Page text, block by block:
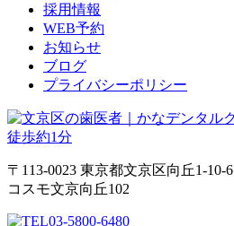
採用情報
WEB予約
お知らせ
ブログ
プライバシーポリシー
〒113-0023 東京都文京区向丘1-10-6
コスモ文京向丘102
03-5800-6480